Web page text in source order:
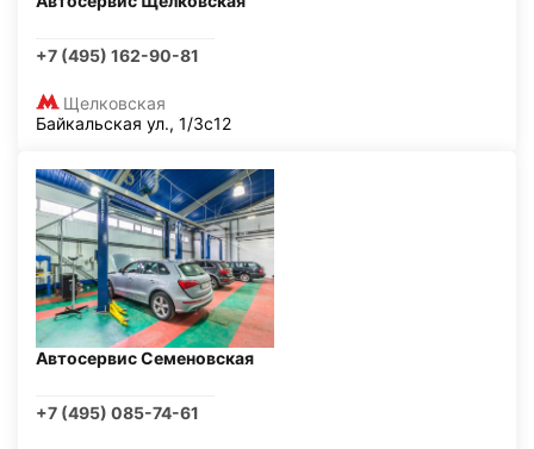
+7 (495) 162-90-81
Щелковская
Байкальская ул., 1/3с12
Автосервис Семеновская
+7 (495) 085-74-61